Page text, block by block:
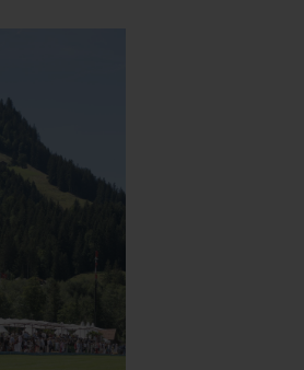
TROUVER UNE BOUTIQUE